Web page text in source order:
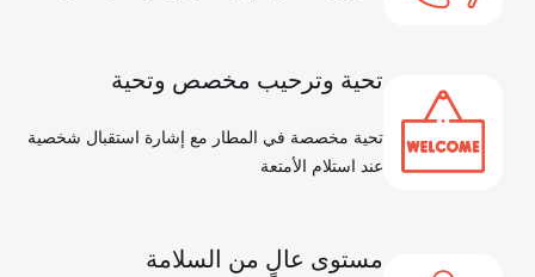
تحية وترحيب مخصص وتحية
تحية مخصصة في المطار مع إشارة استقبال شخصية
عند استلام الأمتعة
مستوى عالٍ من السلامة